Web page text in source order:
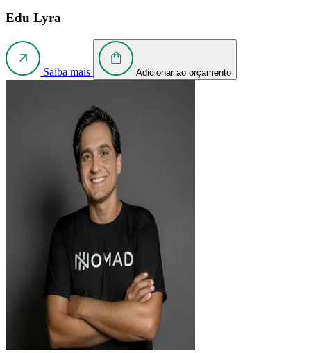
Edu Lyra
Saiba mais Adicionar ao orçamento